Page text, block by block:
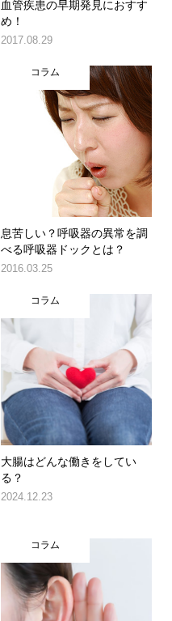
血管疾患の早期発見におすす
め！
2017.08.29
コラム
息苦しい？呼吸器の異常を調
べる呼吸器ドックとは？
2016.03.25
コラム
大腸はどんな働きをしてい
る？
2024.12.23
コラム